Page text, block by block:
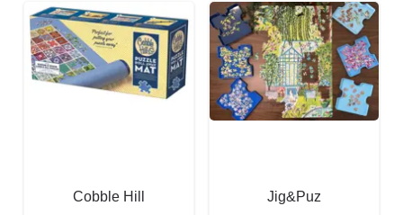
Cobble Hill
Jig&Puz